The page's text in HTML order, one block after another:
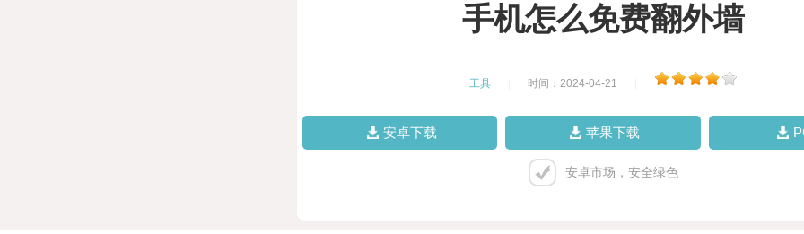
手机怎么免费翻外墙
工具 时间：2024-04-21
安卓下载 苹果下载
安卓市场，安全绿色